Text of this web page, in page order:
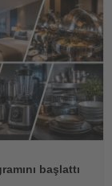
başlattı